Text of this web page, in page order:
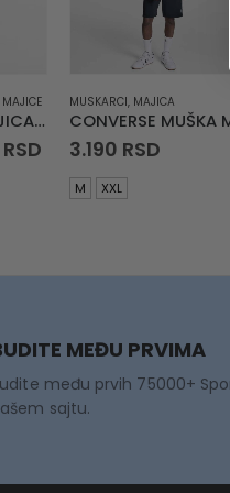
MAJICE
VANS UNISEX MAJICA Scanner SS
RSD Current
3.143 RSD.
MUSKARCI, MAJICA
3.190 RSD
M XXL
MEĐU PRVIMA
među prvih 75000+
sajtu.